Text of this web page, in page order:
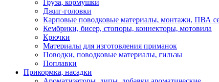
Груза, кормушки
Джиг-головки
Карповые поводковые материалы, монтажи, ПВА
Кембрики, бисер, стопоры, коннекторы, мотовила
Крючки
Материалы для изготовления приманок
Поводки, поводковые материалы, гильзы
Поплавки
Прикормка, насадки